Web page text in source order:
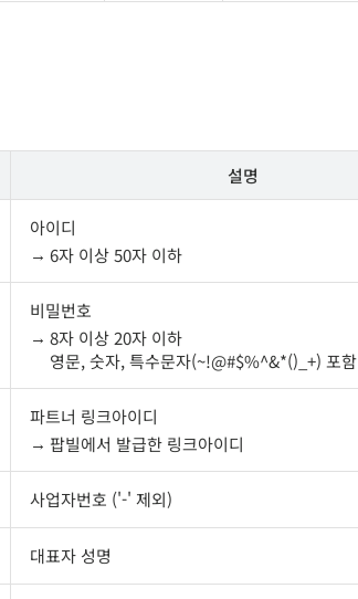
설명
아이디
6자 이상 50자 이하
비밀번호
8자 이상 20자 이하
영문, 숫자, 특수문자(~!@#$%^&*()_+) 포함
파트너 링크아이디
팝빌에서 발급한 링크아이디
사업자번호 ('-' 제외)
대표자 성명